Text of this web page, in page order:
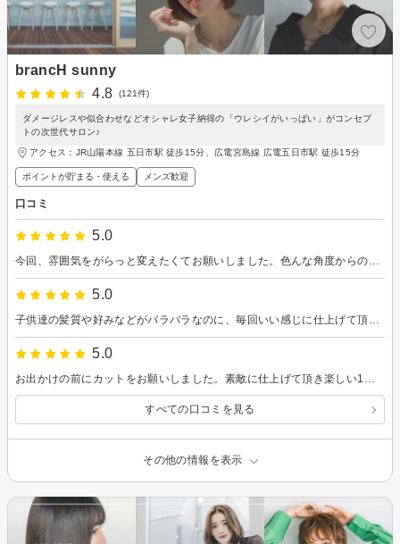
brancH sunny
4.8
(121件)
ダメージレスや似合わせなどオシャレ女子納得の「ウレシイがいっぱい」がコンセプ
トの次世代サロン♪
アクセス：JR山陽本線 五日市駅 徒歩15分、広電宮島線 広電五日市駅 徒歩15分
ポイントが貯まる・使える メンズ歓迎
口コミ
5.0
今回、雰囲気をがらっと変えたくてお願いしました。色んな角度からの提案もして頂きありがとうございます。またお願いします。
5.0
子供達の髪質や好みなどがバラバラなのに、毎回いい感じに仕上げて頂き提案などもしてくださいます。 今回も大満足です。いつもありがとうございます。
5.0
お出かけの前にカットをお願いしました。素敵に仕上げて頂き楽しい1日となりました。いつもありがとうございます。
すべての口コミを見る
その他の情報を表示